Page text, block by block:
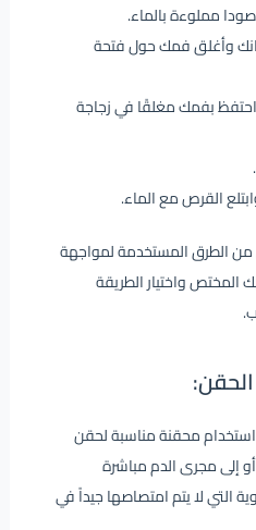
مملوءة بالماء.
وأغلق فمك حول فتحة
بفمك مغلقًا في زجاجة
القرص مع الماء.
الطرق المستخدمة لمواجهة
المختص واختيار الطريقة
محقنة مناسبة لحقن
إلى مجرى الدم مباشرة
التي لا يتم امتصاصها جيداً في